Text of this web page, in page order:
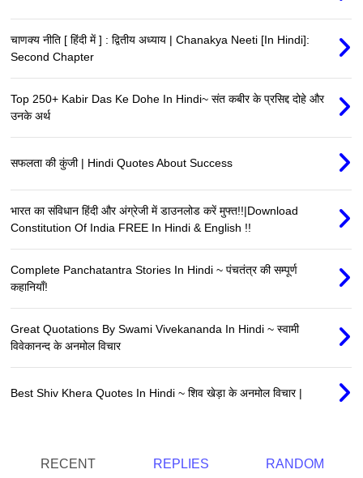
चाणक्य नीति [ हिंदी में ] : द्वितीय अध्याय | Chanakya Neeti [In Hindi]:
Second Chapter
Top 250+ Kabir Das Ke Dohe In Hindi~ संत कबीर के प्रसिद्द दोहे और
उनके अर्थ
सफलता की कुंजी | Hindi Quotes About Success
भारत का संविधान हिंदी और अंग्रेजी में डाउनलोड करें मुफ्त!!|Download
Constitution Of India FREE In Hindi & English !!
Complete Panchatantra Stories In Hindi ~ पंचतंत्र की सम्पूर्ण
कहानियाँ!
Great Quotations By Swami Vivekananda In Hindi ~ स्वामी
विवेकानन्द के अनमोल विचार
Best Shiv Khera Quotes In Hindi ~ शिव खेड़ा के अनमोल विचार |
RECENT REPLIES RANDOM